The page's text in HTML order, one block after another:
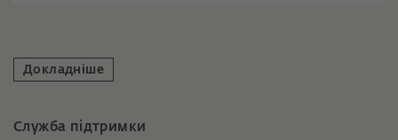
Докладніше
Служба підтримки